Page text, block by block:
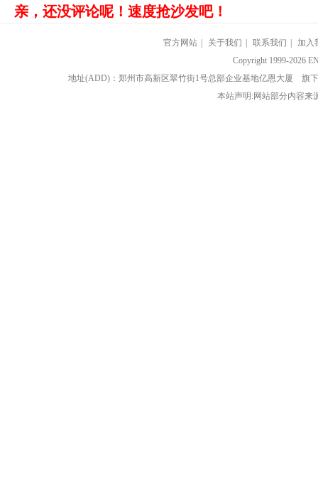
亲，还没评论呢！速度抢沙发吧！
官方网站 关于我们 联系我们
加入
Copyright 1999-2026
地址(ADD)：郑州市高新区翠竹街1号总部企业基地亿恩大厦 旗
本站声明:网站部分内容来